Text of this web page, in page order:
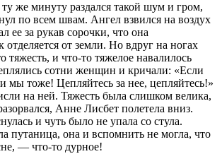
же минуту раздался такой шум и гром,
по всем швам. Ангел взвился на воздух
ее за рукав сорочки, что она
отделяется от земли. Но вдруг на ногах
тяжесть, и что-то тяжелое навалилось
сотни женщин и кричали: «Если
мы тоже! Цепляйтесь за нее, цепляйтесь!»
на ней. Тяжесть была слишком велика,
Анне Лисбет полетела вниз.
и чуть было не упала со стула.
путаница, она и вспомнить не могла, что
— что-то дурное!